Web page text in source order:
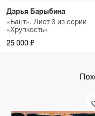
Дарья Барыбина
«Бант». Лист 3 из серии
«Хрупкость»
25 000 ₽